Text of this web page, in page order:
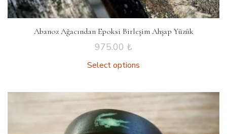
Abanoz Ağacından Epoksi Birleşim Ahşap Yüzük
975.00 ₺
Select options